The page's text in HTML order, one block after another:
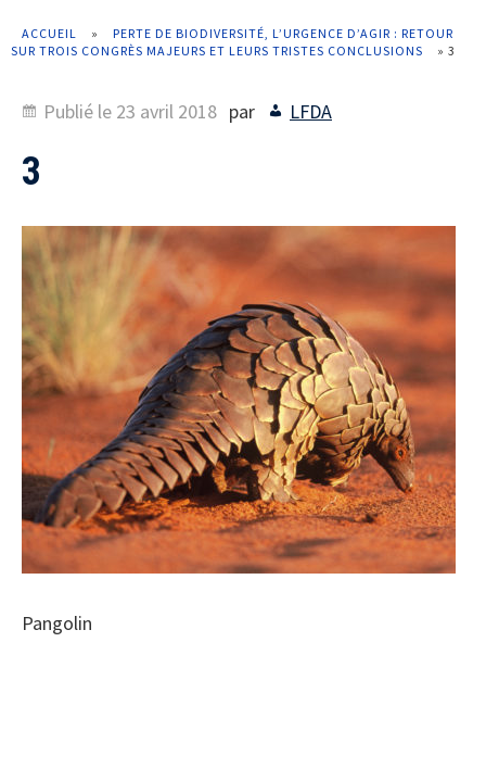
ACCUEIL »
PERTE DE BIODIVERSITÉ, L’URGENCE D’AGIR : RETOUR
SUR TROIS CONGRÈS MAJEURS ET LEURS TRISTES CONCLUSIONS
» 3
Publié le 23 avril 2018 par LFDA
3
Pangolin